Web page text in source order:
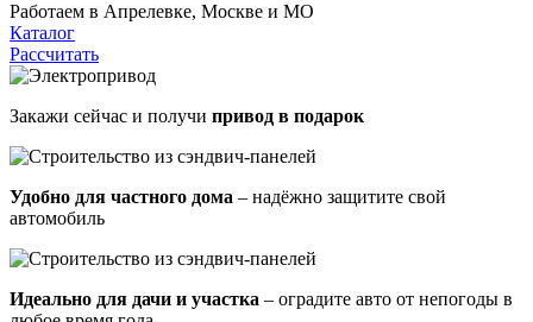
Работаем в Апрелевке, Москве и МО
Каталог
Рассчитать
Закажи сейчас и получи привод в подарок
Удобно для частного дома – надёжно защитите свой
автомобиль
Идеально для дачи и участка – оградите авто от непогоды в